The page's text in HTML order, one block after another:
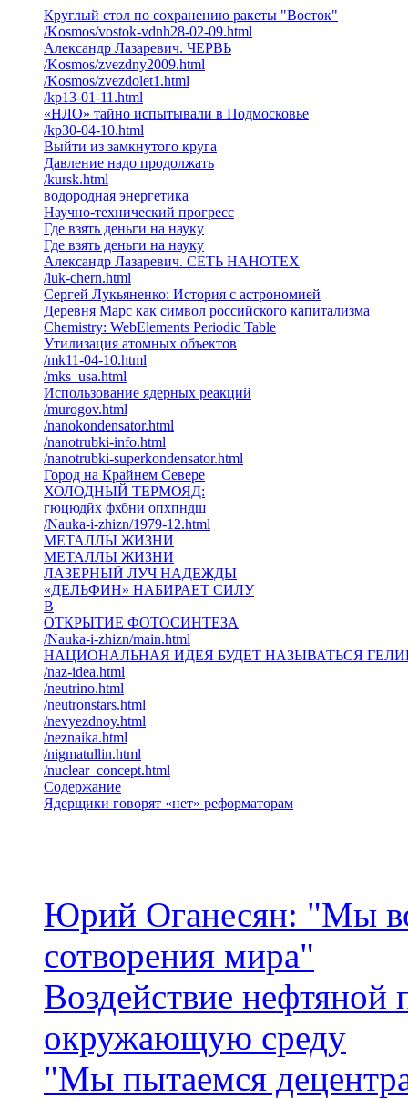
Круглый стол по сохранению ракеты "Восток"
/Kosmos/vostok-vdnh28-02-09.html
Александр Лазаревич. ЧЕРВЬ
/Kosmos/zvezdny2009.html
/Kosmos/zvezdolet1.html
/kp13-01-11.html
«НЛО» тайно испытывали в Подмосковье
/kp30-04-10.html
Выйти из замкнутого круга
Давление надо продолжать
/kursk.html
водородная энергетика
Научно-технический прогресс
Где взять деньги на науку
Где взять деньги на науку
Александр Лазаревич. СЕТЬ НАНОТЕХ
/luk-chern.html
Сергей Лукьяненко: История с астрономией
Деревня Марс как символ российского капитализма
Chemistry: WebElements Periodic Table
Утилизация атомных объектов
/mk11-04-10.html
/mks_usa.html
Использование ядерных реакций
/murogov.html
/nanokondensator.html
/nanotrubki-info.html
/nanotrubki-superkondensator.html
Город на Крайнем Севере
ХОЛОДНЫЙ ТЕРМОЯД:
гюцюдйх фхбни опхпндш
/Nauka-i-zhizn/1979-12.html
МЕТАЛЛЫ ЖИЗНИ
МЕТАЛЛЫ ЖИЗНИ
ЛАЗЕРНЫЙ ЛУЧ НАДЕЖДЫ
«ДЕЛЬФИН» НАБИРАЕТ СИЛУ
В
ОТКРЫТИЕ ФОТОСИНТЕЗА
/Nauka-i-zhizn/main.html
НАЦИОНАЛЬНАЯ ИДЕЯ БУДЕТ НАЗЫВАТЬСЯ
/naz-idea.html
/neutrino.html
/neutronstars.html
/nevyezdnoy.html
/neznaika.html
/nigmatullin.html
/nuclear_concept.html
Содержание
Ядерщики говорят «нет» реформаторам
Юрий Оганесян: "Мы
сотворения мира"
Воздействие
окружающую среду
"Мы пытаемся